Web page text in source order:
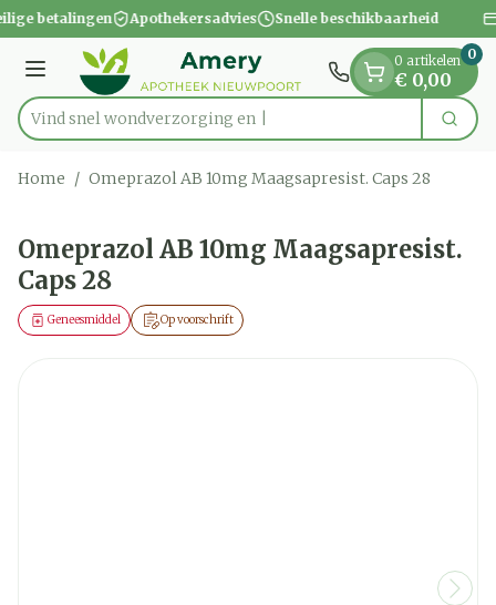
Ga naar de inhoud
1 van 1
betalingen Apothekersadvies Snelle beschikbaarheid
Menu
Product, merk, categorie...
Vind snel wondverz Zoek
0 artikelen
€ 0,00
0
Home / Omeprazol AB 10mg Maagsapresist. Caps 28
Omeprazol AB 10mg Maagsapresist.
Caps 28
Op voorschrift
Geneesmiddel